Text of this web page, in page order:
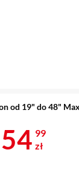
od 19" do 48"
Cena
54 99
zł